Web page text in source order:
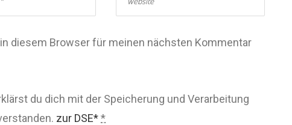
diesem Browser für meinen nächsten Kommentar
du dich mit der Speicherung und Verarbeitung
zur DSE**